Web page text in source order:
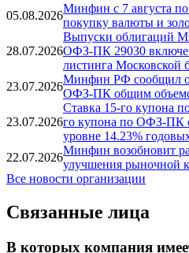
05.08.2026
Минфин с 7 августа по
покупку валюты и
28.07.2026
Выпуски облигаций
ОФЗ-ПК 29030
листинга Московской
23.07.2026
Минфин РФ сообщил
ОФЗ-ПК общим
23.07.2026
Ставка 15-го купона
го купона по ОФЗ-ПК
уровне 14.23%
22.07.2026
Минфин возобновит
улучшения рыночной
Все новости организации
Связанные лица
В которых компания